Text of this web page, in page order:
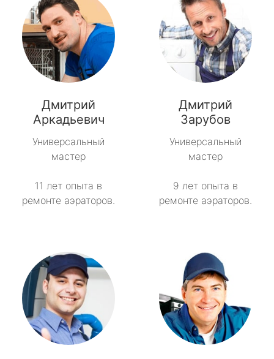
Дмитрий
Аркадьевич
Универсальный
мастер
11 лет опыта в
ремонте аэраторов.
Дмитрий
Зарубов
Универсальный
мастер
9 лет опыта в
ремонте аэраторов.